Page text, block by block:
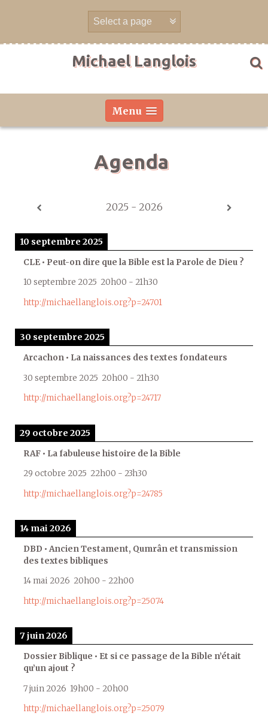
Michael Langlois
Menu
Agenda
2025 - 2026
10 septembre 2025
CLE • Peut-on dire que la Bible est la Parole de Dieu ?
10 septembre 2025 20h00 - 21h30
http://michaellanglois.org?p=24701
30 septembre 2025
Arcachon • La naissances des textes fondateurs
30 septembre 2025 20h00 - 21h30
http://michaellanglois.org?p=24717
29 octobre 2025
RAF • La fabuleuse histoire de la Bible
29 octobre 2025 22h00 - 23h30
http://michaellanglois.org?p=24785
14 mai 2026
DBD • Ancien Testament, Qumrân et transmission
des textes bibliques
14 mai 2026 20h00 - 22h00
http://michaellanglois.org?p=25074
7 juin 2026
Dossier Biblique • Et si ce passage de la Bible n’était
qu’un ajout ?
7 juin 2026 19h00 - 20h00
http://michaellanglois.org?p=25079